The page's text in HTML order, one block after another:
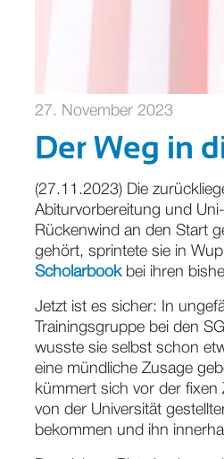
27. November 2023
Der Weg in
(27.11.2023) Die
Abiturvorbereitung und
Rückenwind an den Start
gehört, sprintete sie in
Scholarbookbei ihren
Jetzt ist es sicher: In
Trainingsgruppe bei den
wusste sie selbst schon
eine mündliche Zusage